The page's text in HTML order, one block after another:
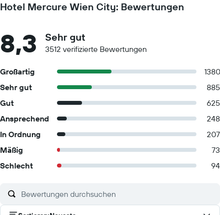
Hotel Mercure Wien City: Bewertungen
8,3 Sehr gut
3512 verifizierte Bewertungen
Großartig
1380
Sehr gut
885
Gut
625
Ansprechend
248
In Ordnung
207
Mäßig
73
Schlecht
94